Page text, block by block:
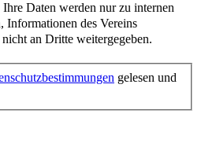
Daten werden nur zu internen
Informationen des Vereins
an Dritte weitergegeben.
gelesen und